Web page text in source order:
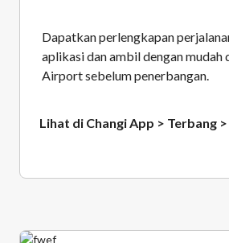
Dapatkan perlengkapan
aplikasi dan ambil dengan mudah
Airport sebelum penerbangan.
Lihat di Changi App > Terbang